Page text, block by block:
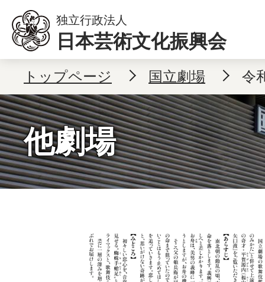
本文へ移動
独立行政法人
日本芸術文化振興会
トップページ 国立劇場 令
他劇場